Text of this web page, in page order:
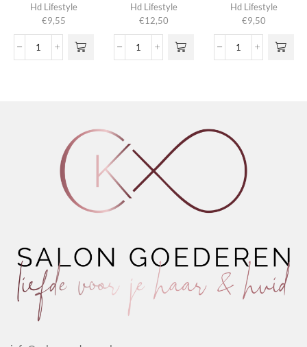
Hd Lifestyle
€9,55
Wave
Hd Lifestyle
€12,50
Volume
Hd Lifestyle
€9,50
Extreme